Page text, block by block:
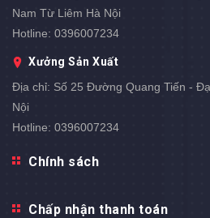
Nam Từ Liêm Hà Nội
Hotline: 0396007234
Xưởng Sản Xuất
Địa chỉ: Số 25 Đường Quang Tiến -
Nội
Hotline: 0396007234
Chính sách
Chấp nhận thanh toán